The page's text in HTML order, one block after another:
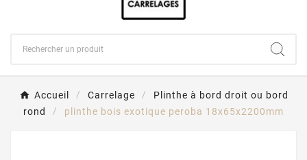
Accueil Carrelage
Plinthe à bord droit ou bord
rond
plinthe bois exotique peroba 18x65x2200mm